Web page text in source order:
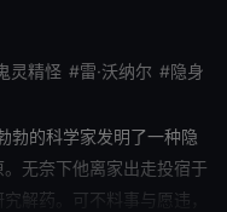
灵精怪 #雷·沃纳尔 #隐身
勃的科学家发明了一种隐
无奈下他离家出走投宿于
解药。可不料事与愿违，